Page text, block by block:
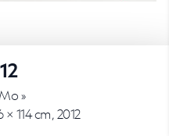
»
114 cm, 2012